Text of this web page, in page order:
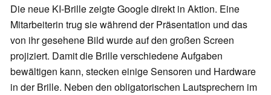
Die neue KI-Brille zeigte Google direkt in Aktion. Eine
Mitarbeiterin trug sie während der Präsentation und das
von ihr gesehene Bild wurde auf den großen Screen
projiziert. Damit die Brille verschiedene Aufgaben
bewältigen kann, stecken einige Sensoren und Hardware
in der Brille. Neben den obligatorischen Lautsprechern im